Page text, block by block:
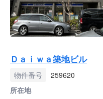
Ｄａｉｗａ築地ビル
物件番号
259620
所在地